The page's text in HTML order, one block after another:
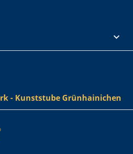

- Kunststube Grünhainichen